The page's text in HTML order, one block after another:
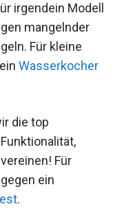
irgendein Modell
mangelnder
Für kleine
Wasserkocher
die top
Für
ein
.